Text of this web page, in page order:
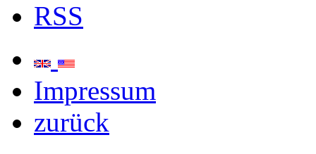
RSS
Impressum
zurück